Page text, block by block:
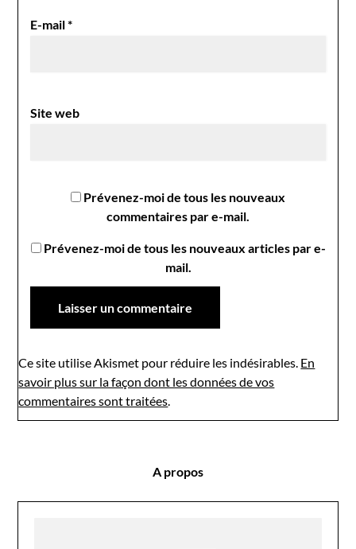
E-mail*
Site web
Prévenez-moi de tous les nouveaux
commentaires par e-mail.
Prévenez-moi de tous les nouveaux articles par e-
mail.
Ce site utilise Akismet pour réduire les indésirables. En
savoir plus sur la façon dont les données de vos
commentaires sont traitées.
A propos